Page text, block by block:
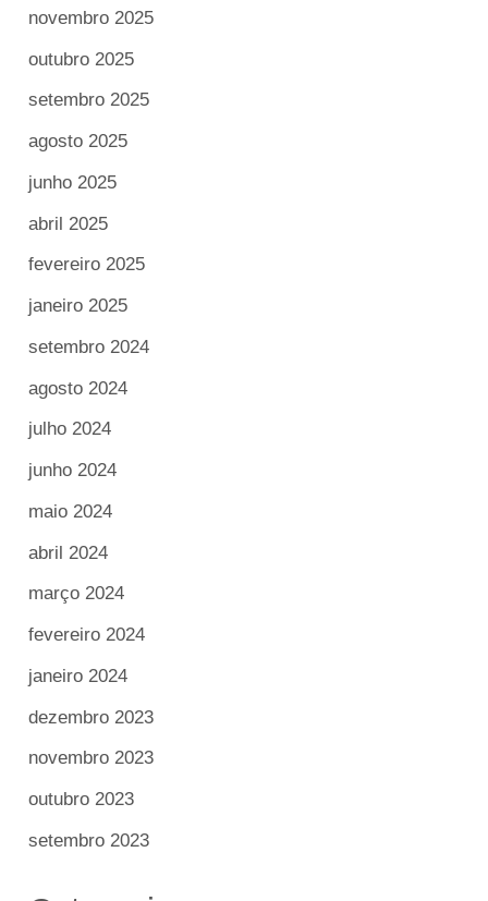
novembro 2025
outubro 2025
setembro 2025
agosto 2025
junho 2025
abril 2025
fevereiro 2025
janeiro 2025
setembro 2024
agosto 2024
julho 2024
junho 2024
maio 2024
abril 2024
março 2024
fevereiro 2024
janeiro 2024
dezembro 2023
novembro 2023
outubro 2023
setembro 2023